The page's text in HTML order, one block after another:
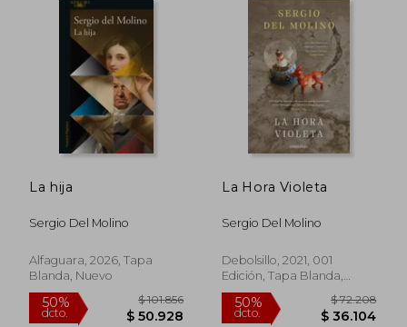
40%
dcto.
50%
dcto.
La hija
Sergio Del Molino
Alfaguara, 2026, Tapa
Blanda, Nuevo
La Hora Violeta
Sergio Del Molino
Debolsillo, 2021, 001
Edición, Tapa Blanda,
Nuevo